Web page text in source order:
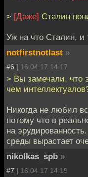
> [Даже] Сталин
Уж на что Сталин, и
notfirstnotlast »
#6 | 16.04.17 14:17
> Вы замечали, что
чем
Никогда не любил
потому что в
на
среды вырастает
nikolkas_spb »
#7 | 16.04.17 14:19